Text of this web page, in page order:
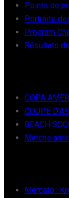
Points de
Portraits
Program
Résultats
COPA
COUPE
BEACH
Matchs
Mercato :